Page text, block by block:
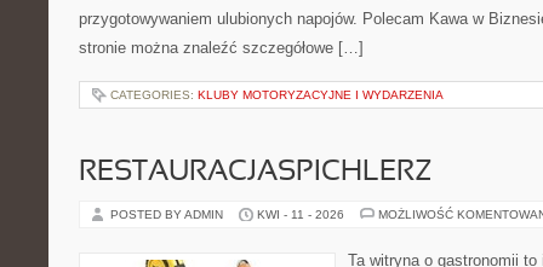
przygotowywaniem ulubionych napojów. Polecam Kawa w
stronie można znaleźć szczegółowe […]
CATEGORIES: KLUBY MOTORYZACYJNE I WYDARZENIA
RESTAURACJASPICHLERZ
POSTED BY ADMIN KWI - 11 - 2026 MOŻLIWOŚĆ
Ta witryna o gastronomii